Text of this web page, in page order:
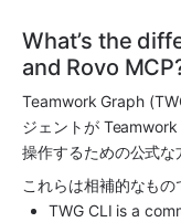
What’s the
and Rovo
Teamwork Graph
ジェントが
操作するための公式な
これらは相補的なもの
TWG CLI is a